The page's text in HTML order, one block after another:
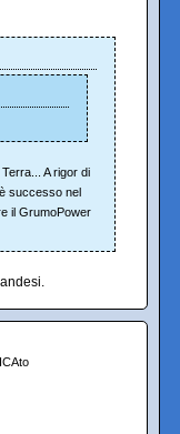
A rigor di
successo nel
il GrumoPower